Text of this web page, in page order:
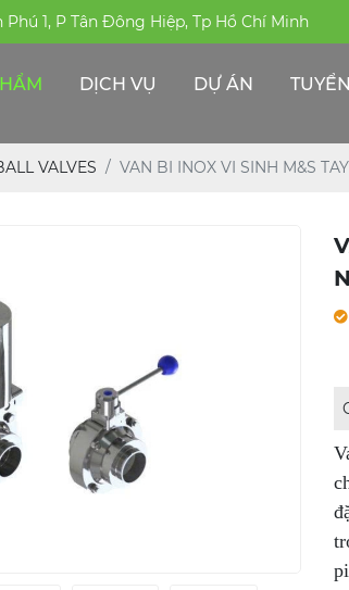
Phú 1, P Tân Đông Hiệp, Tp Hồ Chí Minh
DỊCH VỤ DỰ ÁN
VALVES VAN BI INOX VI SINH M&S